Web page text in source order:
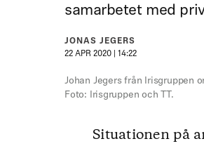
samarbetet med
JONAS JEGERS
22 APR 2020 | 14:22
Johan Jegers från Irisgruppen
Foto: Irisgruppen och TT.
Situationen på